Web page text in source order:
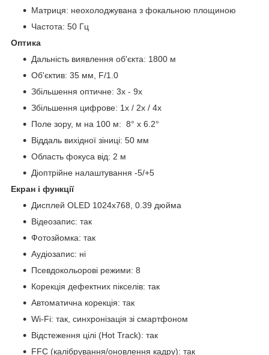
Матриця: неохолоджувана з фокальною площиною
Частота: 50 Гц
Оптика
Дальність виявлення об'єкта: 1800 м
Об'єктив: 35 мм, F/1.0
Збільшення оптичне: 3х - 9x
Збільшення цифрове: 1х / 2х / 4х
Поле зору, м на 100 м: 8° x 6.2°
Віддаль вихідної зіниці: 50 мм
Область фокуса від: 2 м
Діоптрійне налаштування -5/+5
Екран і функції
Дисплей OLED 1024х768, 0.39 дюйма
Відеозапис: так
Фотозйомка: так
Аудіозапис: ні
Псевдокольорові режими: 8
Корекція дефектних пікселів: так
Автоматична корекція: так
Wi-Fi: так, синхронізація зі смартфоном
Відстеження цілі (Hot Track): так
FFC (калібрування/оновлення кадру): так